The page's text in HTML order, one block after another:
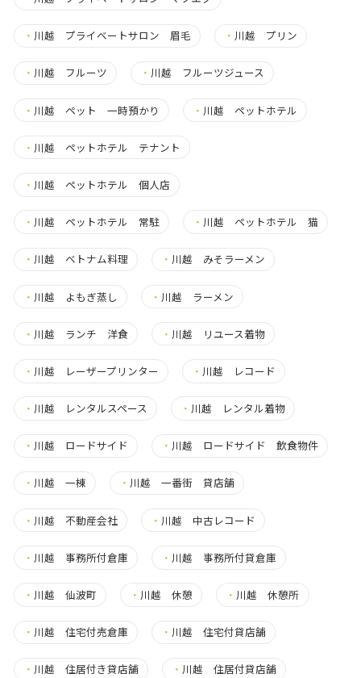
・ 川越 プライベートサロン 眉毛 ・ 川越 プリン
・ 川越 フルーツ ・ 川越 フルーツジュース
・ 川越 ペット 一時預かり ・ 川越 ペットホテル
・ 川越 ペットホテル テナント
・ 川越 ペットホテル 個人店
・ 川越 ペットホテル 常駐 ・ 川越 ペットホテル 猫
・ 川越 ベトナム料理 ・ 川越 みそラーメン
・ 川越 よもぎ蒸し ・ 川越 ラーメン
・ 川越 ランチ 洋食 ・ 川越 リユース着物
・ 川越 レーザープリンター ・ 川越 レコード
・ 川越 レンタルスペース ・ 川越 レンタル着物
・ 川越 ロードサイド ・ 川越 ロードサイド 飲食物件
・ 川越 一棟 ・ 川越 一番街 貸店舗
・ 川越 不動産会社 ・ 川越 中古レコード
・ 川越 事務所付倉庫 ・ 川越 事務所付貸倉庫
・ 川越 仙波町 ・ 川越 休憩 ・ 川越 休憩所
・ 川越 住宅付売倉庫 ・ 川越 住宅付貸店舗
・ 川越 住居付き貸店舗 ・ 川越 住居付貸店舗